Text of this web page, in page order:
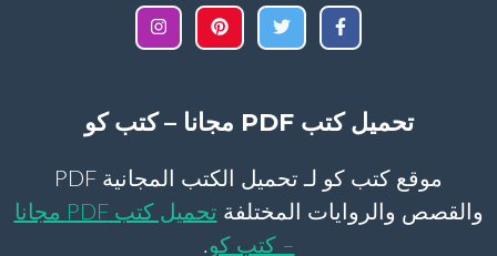
تحميل كتب PDF مجانا – كتب كو
موقع كتب كو لـ تحميل الكتب المجانية PDF
والقصص والروايات المختلفة
تحميل كتب PDF مجانا
– كتب كو.